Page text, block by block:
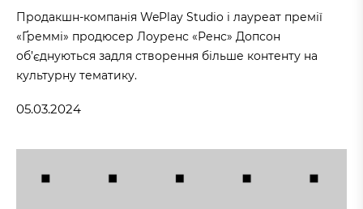
Продакшн-компанія WePlay Studio і лауреат премії
«Ґреммі» продюсер Лоуренс «Ренс» Допсон
об’єднуються задля створення більше контенту на
культурну тематику.
05.03.2024